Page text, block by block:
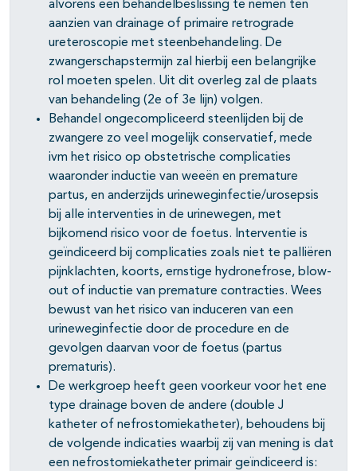
alvorens een behandelbeslissing te nemen ten
aanzien van drainage of primaire retrograde
ureteroscopie met steenbehandeling. De
zwangerschapstermijn zal hierbij een belangrijke
rol moeten spelen. Uit dit overleg zal de plaats
van behandeling (2e of 3e lijn) volgen.
Behandel ongecompliceerd steenlijden bij de
zwangere zo veel mogelijk conservatief, mede
ivm het risico op obstetrische complicaties
waaronder inductie van weeën en premature
partus, en anderzijds urineweginfectie/urosepsis
bij alle interventies in de urinewegen, met
bijkomend risico voor de foetus. Interventie is
geïndiceerd bij complicaties zoals niet te palliëren
pijnklachten, koorts, ernstige hydronefrose, blow-
out of inductie van premature contracties. Wees
bewust van het risico van induceren van een
urineweginfectie door de procedure en de
gevolgen daarvan voor de foetus (partus
prematuris).
De werkgroep heeft geen voorkeur voor het ene
type drainage boven de andere (double J
katheter of nefrostomiekatheter), behoudens bij
de volgende indicaties waarbij zij van mening is dat
een nefrostomiekatheter primair geïndiceerd is: